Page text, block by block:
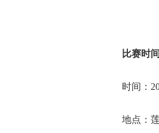
比赛时
时间：
地点：